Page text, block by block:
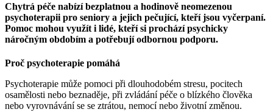
Chytrá péče nabízí bezplatnou a hodinově neomezenou
psychoterapii pro seniory a jejich pečující, kteří jsou vyčerpaní.
Pomoc mohou využít i lidé, kteří si prochází psychicky
náročným obdobím a potřebují odbornou podporu.
Proč psychoterapie pomáhá
Psychoterapie může pomoci při dlouhodobém stresu, pocitech
osamělosti nebo beznaděje, při zvládání péče o blízkého člověka
nebo vyrovnávání se se ztrátou, nemocí nebo životní změnou.